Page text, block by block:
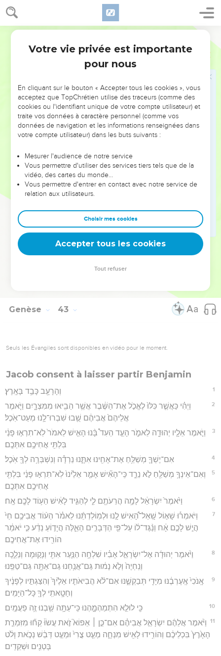
Genèse 42
29
וַיָּבֹ֛אוּ אֶל־יַעֲקֹ֥ב אֲבִיהֶ֖ם אַ֣רְצָה כְּנָ֑עַן וַיַּגִּ֣ידוּ ל֔וֹ אֵ֛ת כָּל־הַקֹּרֹ֥ת אֹתָ֖ם
לֵאמֹֽר׃
30 דִּ֠בֶּר הָאִ֨ישׁ אֲדֹנֵ֥י הָאָ֛רֶץ אִתָּ֖נוּ קָשׁ֑וֹת וַיִּתֵּ֣ן אֹתָ֔נוּ כִּֽמְרַגְּלִ֖ים אֶת־הָאָֽרֶץ׃
31
32
אֶת־אָבִ֖ינוּ בְּאֶ֥רֶץ כְּנָֽעַן׃
וַיֹּ֣אמֶר אֵלֵ֗ינוּ הָאִישׁ֙ אֲדֹנֵ֣י הָאָ֔רֶץ בְּזֹ֣את אֵדַ֔ע כִּ֥י כֵנִ֖ים אַתֶּ֑ם אֲחִיכֶ֤ם
הָֽאֶחָד֙ הַנִּ֣יחוּ אִתִּ֔י וְאֶת־רַעֲב֥וֹן בָּתֵּיכֶ֖ם קְח֥וּ וָלֵֽכוּ׃
וְ֠הָבִיאוּ אֶת־אֲחִיכֶ֣ם הַקָּטֹן֮ אֵלַי֒ וְאֵֽדְעָ֗ה כִּ֣י לֹ֤א מְרַגְּלִים֙ אַתֶּ֔ם כִּ֥י כֵנִ֖ים
אַתֶּ֑ם אֶת־אֲחִיכֶם֙ אֶתֵּ֣ן לָכֶ֔ם וְאֶת־הָאָ֖רֶץ תִּסְחָֽרוּ׃
וַיְהִ֗י הֵ֚ם מְרִיקִ֣ים שַׂקֵּיהֶ֔ם וְהִנֵּה־אִ֥ישׁ צְרוֹר־כַּסְפּ֖וֹ בְּשַׂקּ֑וֹ וַיִּרְא֞וּ
אֶת־צְרֹר֧וֹת כַּסְפֵּיהֶ֛ם הֵ֥מָּה וַאֲבִיהֶ֖ם וַיִּירָֽאוּ׃
וַיֹּ֤אמֶר אֲלֵהֶם֙ יַעֲקֹ֣ב אֲבִיהֶ֔ם אֹתִ֖י שִׁכַּלְתֶּ֑ם יוֹסֵ֤ף אֵינֶ֙נּוּ֙ וְשִׁמְע֣וֹן אֵינֶ֔נּוּ
וְאֶת־בִּנְיָמִ֣ן תִּקָּ֔חוּ עָלַ֖י הָי֥וּ כֻלָּֽנָה׃
אֵלֶ֑יךָ תְּנָ֤ה אֹתוֹ֙ עַל־יָדִ֔י וַאֲנִ֖י אֲשִׁיבֶ֥נּוּ אֵלֶֽיךָ׃
וַיֹּ֕אמֶר לֹֽא־יֵרֵ֥ד בְּנִ֖י עִמָּכֶ֑ם כִּֽי־אָחִ֨יו מֵ֜ת וְה֧וּא לְבַדּ֣וֹ נִשְׁאָ֗ר וּקְרָאָ֤הוּ
אָסוֹן֙ בַּדֶּ֙רֶךְ֙ אֲשֶׁ֣ר תֵּֽלְכוּ־בָ֔הּ וְהוֹרַדְתֶּ֧ם אֶת־שֵׂיבָתִ֛י בְּיָג֖וֹן שְׁאֽוֹלָה׃
Hébreu : © Westminster Leningrad Codex - tanach.us --- Grec : © 2010 by the
Genèse 43
Seuls les Évangiles sont disponibles en vidéo pour le moment.
Jacob consent à laisser partir Benjamin
1 וְהָרָעָ֖ב כָּבֵ֥ד בָּאָֽרֶץ׃
2
וַיְהִ֗י כַּאֲשֶׁ֤ר כִּלּוּ֙ לֶאֱכֹ֣ל אֶת־הַשֶּׁ֔בֶר אֲשֶׁ֥ר הֵבִ֖יאוּ מִמִּצְרָ֑יִם וַיֹּ֤אמֶר
אֲלֵיהֶם֙ אֲבִיהֶ֔ם שֻׁ֖בוּ שִׁבְרוּ־לָ֥נוּ מְעַט־אֹֽכֶל׃
3
וַיֹּ֧אמֶר אֵלָ֛יו יְהוּדָ֖ה לֵאמֹ֑ר הָעֵ֣ד הֵעִד֩ בָּ֨נוּ הָאִ֤ישׁ לֵאמֹר֙ לֹֽא־תִרְא֣וּ פָנַ֔י
בִּלְתִּ֖י אֲחִיכֶ֥ם אִתְּכֶֽם׃
4 אִם־יֶשְׁךָ֛ מְשַׁלֵּ֥חַ אֶת־אָחִ֖ינוּ אִתָּ֑נוּ נֵרְדָ֕ה וְנִשְׁבְּרָ֥ה לְךָ֖ אֹֽכֶל׃
5
וְאִם־אֵינְךָ֥ מְשַׁלֵּ֖חַ לֹ֣א נֵרֵ֑ד כִּֽי־הָאִ֞ישׁ אָמַ֤ר אֵלֵ֙ינוּ֙ לֹֽא־תִרְא֣וּ פָנַ֔י בִּלְתִּ֖י
אֲחִיכֶ֥ם אִתְּכֶֽם׃
6 וַיֹּ֙אמֶר֙ יִשְׂרָאֵ֔ל לָמָ֥ה הֲרֵעֹתֶ֖ם לִ֑י לְהַגִּ֣יד לָאִ֔ישׁ הַע֥וֹד לָכֶ֖ם אָֽח׃
7
וַיֹּאמְר֡וּ שָׁא֣וֹל שָֽׁאַל־הָ֠אִישׁ לָ֣נוּ וּלְמֽוֹלַדְתֵּ֜נוּ לֵאמֹ֗ר הַע֨וֹד אֲבִיכֶ֥ם חַי֙
הֲיֵ֣שׁ לָכֶ֣ם אָ֔ח וַנַ֨גֶּד־ל֔וֹ עַל־פִּ֖י הַדְּבָרִ֣ים הָאֵ֑לֶּה הֲיָד֣וֹעַ נֵדַ֔ע כִּ֣י יֹאמַ֔ר
הוֹרִ֖ידוּ אֶת־אֲחִיכֶֽם׃
8
וַיֹּ֨אמֶר יְהוּדָ֜ה אֶל־יִשְׂרָאֵ֣ל אָבִ֗יו שִׁלְחָ֥ה הַנַּ֛עַר אִתִּ֖י וְנָק֣וּמָה וְנֵלֵ֑כָה
וְנִֽחְיֶה֙ וְלֹ֣א נָמ֔וּת גַּם־אֲנַ֥חְנוּ גַם־אַתָּ֖ה גַּם־טַפֵּֽנוּ׃
9
אָֽנֹכִי֙ אֶֽעֶרְבֶ֔נּוּ מִיָּדִ֖י תְּבַקְשֶׁ֑נּוּ אִם־לֹ֨א הֲבִיאֹתִ֤יו אֵלֶ֙יךָ֙ וְהִצַּגְתִּ֣יו לְפָנֶ֔יךָ
וְחָטָ֥אתִֽי לְךָ֖ כָּל־הַיָּמִֽים׃
10 כִּ֖י לוּלֵ֣א הִתְמַהְמָ֑הְנוּ כִּֽי־עַתָּ֥ה שַׁ֖בְנוּ זֶ֥ה פַעֲמָֽיִם׃
11
וַיֹּ֨אמֶר אֲלֵהֶ֜ם יִשְׂרָאֵ֣ל אֲבִיהֶ֗ם אִם־כֵּ֣ן ׀ אֵפוֹא֮ זֹ֣את עֲשׂוּ֒ קְח֞וּ מִזִּמְרַ֤ת
הָאָ֙רֶץ֙ בִּכְלֵיכֶ֔ם וְהוֹרִ֥ידוּ לָאִ֖ישׁ מִנְחָ֑ה מְעַ֤ט צֳרִי֙ וּמְעַ֣ט דְּבַ֔שׁ נְכֹ֣את וָלֹ֔ט
בָּטְנִ֖ים וּשְׁקֵדִֽים׃
Votre vie privée est importante
pour nous
En cliquant sur le bouton « Accepter tous les cookies », vous
acceptez que TopChrétien utilise des traceurs (comme des
cookies ou l'identifiant unique de votre compte utilisateur) et
traite vos données à caractère personnel (comme vos
données de navigation et les informations renseignées dans
votre compte utilisateur) dans les buts suivants :
Mesurer l'audience de notre service
Vous permettre d'utiliser des services tiers tels que de la
vidéo, des cartes du monde…
Vous permettre d'entrer en contact avec notre service de
relation aux utilisateurs.
Choisir mes cookies
Accepter tous les cookies
Tout refuser